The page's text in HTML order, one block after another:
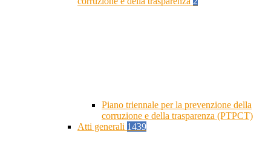
Piano triennale per la prevenzione della
corruzione e della trasparenza (PTPCT)
Atti generali 1439